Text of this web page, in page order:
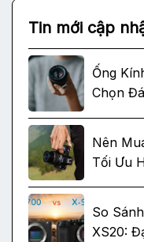
Tin mới cập
Ống
Chọn
Nên
Tối Ưu
So
XS20: